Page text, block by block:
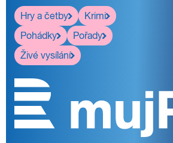
Hry a četby
Krimi
Pohádky
Pořady
Živé vysílání